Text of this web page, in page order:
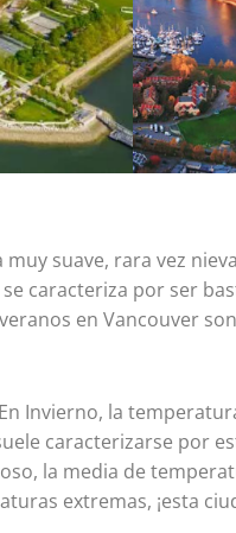
suave, rara vez
caracteriza por ser
en Vancouver
Invierno, la
caracterizarse por
la media de
extremas, ¡esta